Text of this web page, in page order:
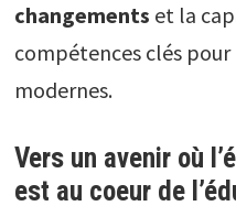
changements et la
compétences clés
modernes.
Vers un avenir où
est au coeur de